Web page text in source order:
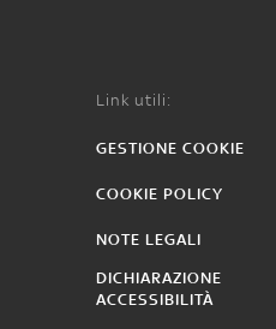
Link utili:
GESTIONE COOKIE
COOKIE POLICY
NOTE LEGALI
DICHIARAZIONE
ACCESSIBILITÀ